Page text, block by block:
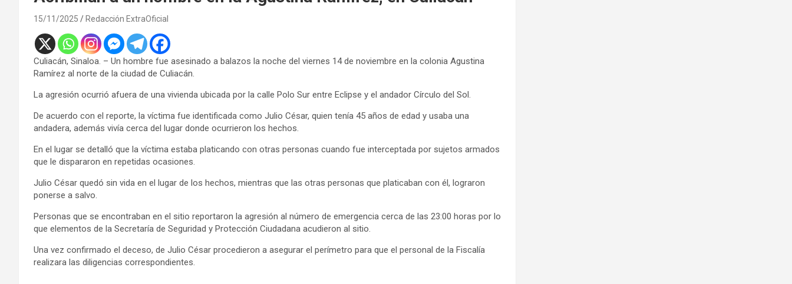
15/11/2025 Redacción ExtraOficial
Culiacán, Sinaloa. – Un hombre fue asesinado a balazos la noche del viernes 14 de noviembre en la colonia Agustina
Ramírez al norte de la ciudad de Culiacán.
La agresión ocurrió afuera de una vivienda ubicada por la calle Polo Sur entre Eclipse y el andador Círculo del Sol.
De acuerdo con el reporte, la víctima fue identificada como Julio César, quien tenía 45 años de edad y usaba una
andadera, además vivía cerca del lugar donde ocurrieron los hechos.
En el lugar se detalló que la víctima estaba platicando con otras personas cuando fue interceptada por sujetos armados
que le dispararon en repetidas ocasiones.
Julio César quedó sin vida en el lugar de los hechos, mientras que las otras personas que platicaban con él, lograron
ponerse a salvo.
Personas que se encontraban en el sitio reportaron la agresión al número de emergencia cerca de las 23:00 horas por lo
que elementos de la Secretaría de Seguridad y Protección Ciudadana acudieron al sitio.
Una vez confirmado el deceso, de Julio César procedieron a asegurar el perímetro para que el personal de la Fiscalía
realizara las diligencias correspondientes.